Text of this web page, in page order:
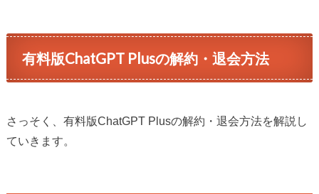
有料版ChatGPT Plusの解約・退会方法
さっそく、有料版ChatGPT Plusの解約・退会方法を解説し
ていきます。